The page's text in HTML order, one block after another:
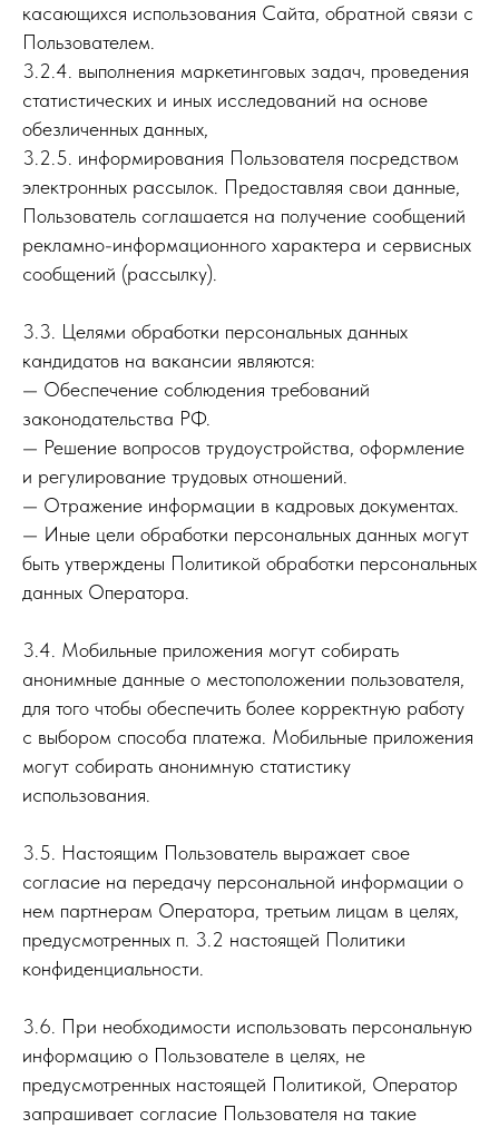
касающихся использования Сайта, обратной связи с
Пользователем.
3.2.4. выполнения маркетинговых задач, проведения
статистических и иных исследований на основе
обезличенных данных,
3.2.5. информирования Пользователя посредством
электронных рассылок. Предоставляя свои данные,
Пользователь соглашается на получение сообщений
рекламно-информационного характера и сервисных
сообщений (рассылку).
3.3. Целями обработки персональных данных
кандидатов на вакансии являются:
— Обеспечение соблюдения требований
законодательства РФ.
— Решение вопросов трудоустройства, оформление
и регулирование трудовых отношений.
— Отражение информации в кадровых документах.
— Иные цели обработки персональных данных могут
быть утверждены Политикой обработки персональных
данных Оператора.
3.4. Мобильные приложения могут собирать
анонимные данные о местоположении пользователя,
для того чтобы обеспечить более корректную работу
с выбором способа платежа. Мобильные приложения
могут собирать анонимную статистику
использования.
3.5. Настоящим Пользователь выражает свое
согласие на передачу персональной информации о
нем партнерам Оператора, третьим лицам в целях,
предусмотренных п. 3.2 настоящей Политики
конфиденциальности.
3.6. При необходимости использовать персональную
информацию о Пользователе в целях, не
предусмотренных настоящей Политикой, Оператор
запрашивает согласие Пользователя на такие